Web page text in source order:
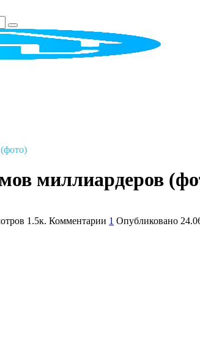
миллиардеров
1.5к. Комментарии 1 Опубликовано